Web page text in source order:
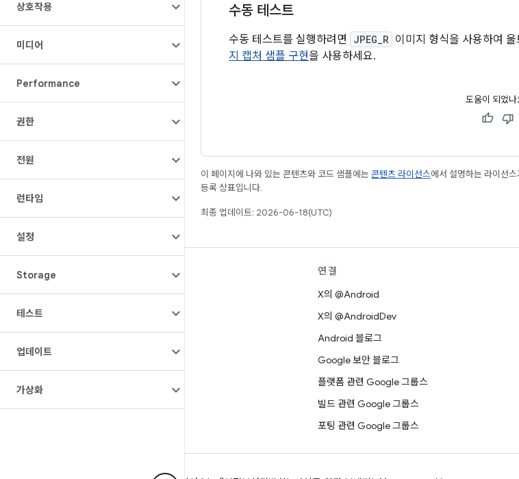
상호작용
미디어
Performance
권한
전원
런타임
설정
Storage
테스트
업데이트
가상화
수동 테스트
수동 테스트를 실행하려면 JPEG_R 이미지 형식을 사용하여
지 캡처 샘플 구현을 사용하세요.
도움이 되었나
이 페이지에 나와 있는 콘텐츠와 코드 샘플에는 콘텐츠 라이선스에서 설명하는 라이선
등록 상표입니다.
최종 업데이트: 2026-06-18(UTC)
빌드
Android 저장소
요구사항
바이너리 미리보기
연결
X의 @Android
X의 @AndroidDev
Android 블로그
Google 보안 블로그
플랫폼 관련 Google 그룹스
빌드 관련 Google 그룹스
포팅 관련 Google 그룹스